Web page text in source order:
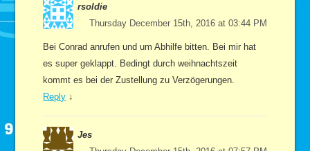
rsoldie
Thursday December 15th, 2016 at 03:44 PM
Bei Conrad anrufen und um Abhilfe bitten. Bei mir hat
es super geklappt. Bedingt durch weihnachtszeit
kommt es bei der Zustellung zu Verzögerungen.
Reply ↓
Jes